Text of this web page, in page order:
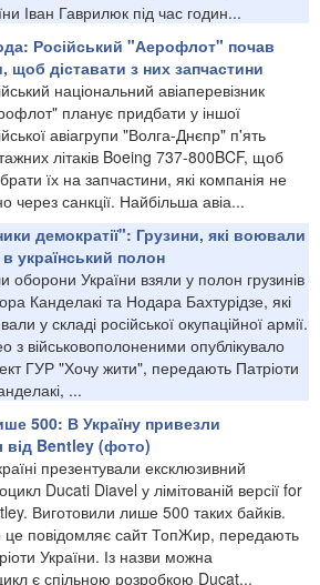
Іван Гаврилюк під час годин...
Російський "Аерофлот" почав
щоб діставати з них запчастини
національний авіаперевізник
планує придбати у іншої
авіагрупи "Волга-Днєпр" п'ять
літаків Boeing 737-800BCF, щоб
їх на запчастини, які компанія не
через санкції. Найбільша авіа...
демократії": Грузини, які воювали
український полон
оборони України взяли у полон грузинів
Канделакі та Нодара Бахтурідзе, які
у складі російської окупаційної армії.
з військовополоненими опублікувало
ГУР "Хочу жити", передають Патріоти
...
500: В Україну привезли
від Bentley (фото)
презентували ексклюзивний
Ducati Diavel у лімітованій версії for
Виготовили лише 500 таких байків.
це повідомляє сайт ТопЖир, передають
України. Із назви можна
є спільною розробкою Ducat...